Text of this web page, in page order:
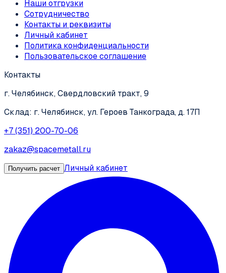
Наши отгрузки
Сотрудничество
Контакты и реквизиты
Личный кабинет
Политика конфиденциальности
Пользовательское соглашение
Контакты
г. Челябинск, Свердловский тракт, 9
Склад: г. Челябинск, ул. Героев Танкограда, д. 17П
+7 (351) 200-70-06
zakaz@spacemetall.ru
Получить расчет Личный кабинет